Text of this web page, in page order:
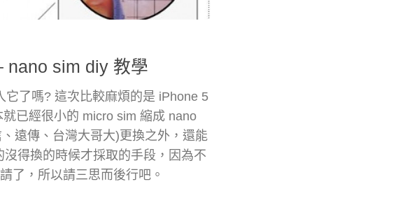
nano sim diy 教學
它了嗎? 這次比較麻煩的是 iPhone 5
已經很小的 micro sim 縮成 nano
遠傳、台灣大哥大)更換之外，還能
得換的時候才採取的手段，因為不
了，所以請三思而後行吧。